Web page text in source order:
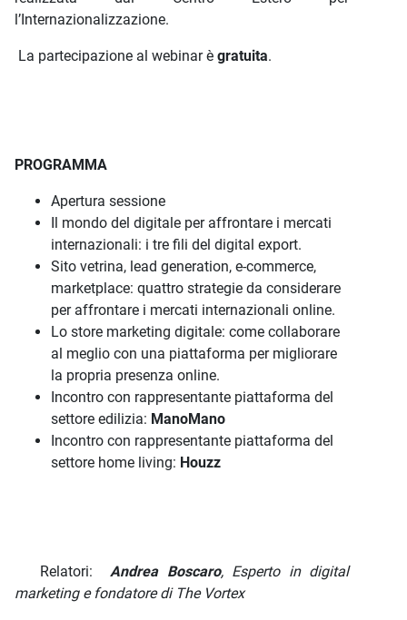
l’Internazionalizzazione.
La partecipazione al webinar è gratuita.
PROGRAMMA
Apertura sessione
Il mondo del digitale per affrontare i mercati
internazionali: i tre fili del digital export.
Sito vetrina, lead generation, e-commerce,
marketplace: quattro strategie da considerare
per affrontare i mercati internazionali online.
Lo store marketing digitale: come collaborare
al meglio con una piattaforma per migliorare
la propria presenza online.
Incontro con rappresentante piattaforma del
settore edilizia: ManoMano
Incontro con rappresentante piattaforma del
settore home living: Houzz
Relatori:Andrea Boscaro, Esperto in digital
marketing e fondatore di The Vortex